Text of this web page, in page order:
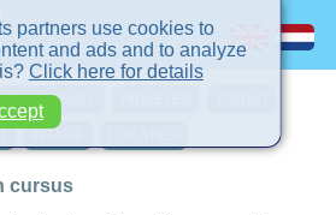
IN-COMPANY
cursus
partners use cookies to
and ads and to analyze
Click here for details